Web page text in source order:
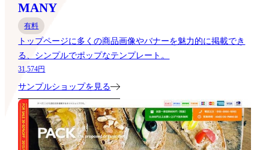
MANY
有料
トップページに多くの商品画像やバナーを魅力的に掲載でき
る、シンプルでポップなテンプレート。
31,574円
サンプルショップを見る